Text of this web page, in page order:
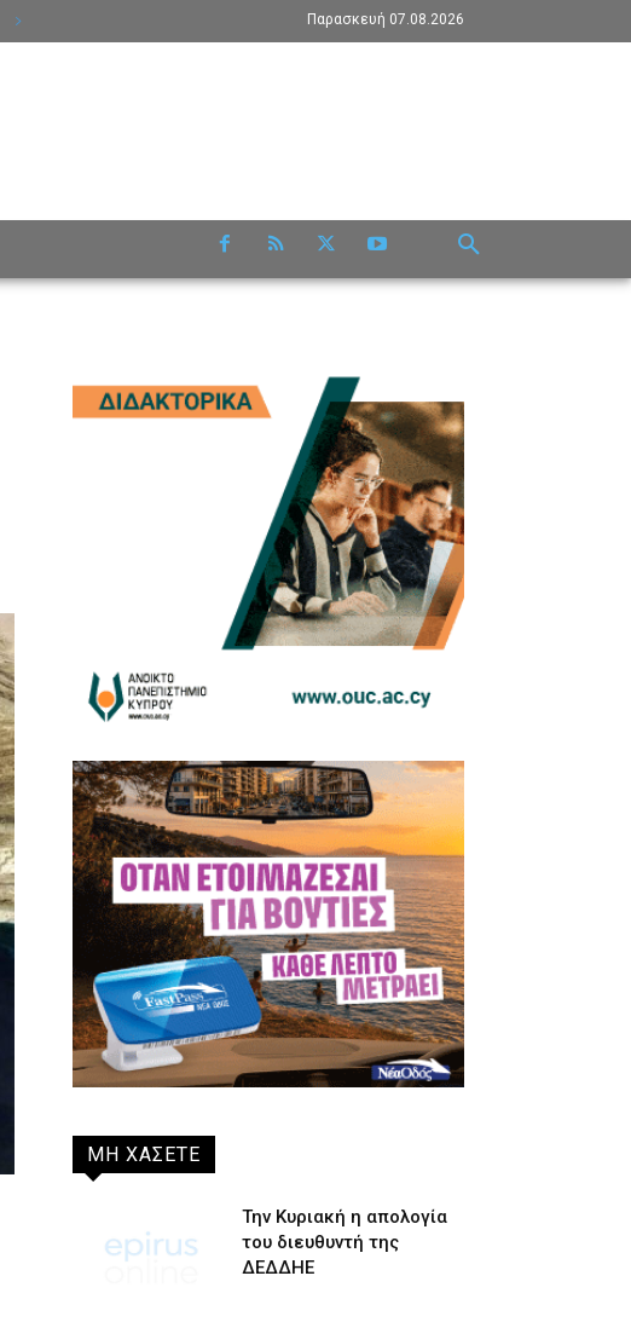
Παρασκευή 07.08.2026
ΜΗ ΧΑΣΕΤΕ
Την Κυριακή η απολογία
του διευθυντή της
ΔΕΔΔΗΕ